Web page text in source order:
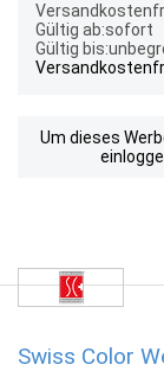
Gültig ab:sofort
Gültig
Um dieses
Swiss Color